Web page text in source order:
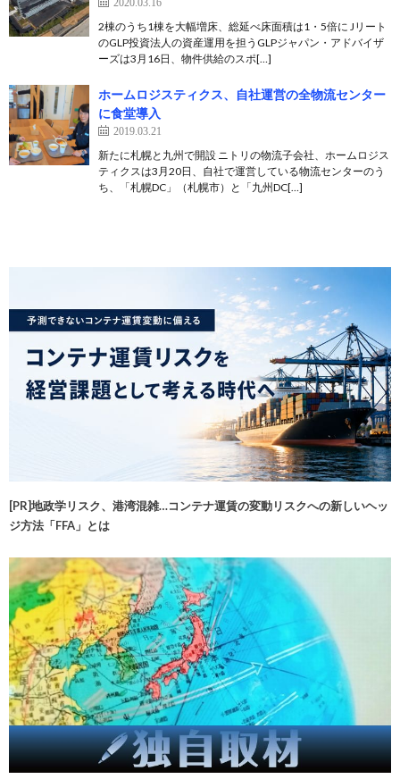
2棟のうち1棟を大幅増床、総延べ床面積は1・5倍に Jリート
のGLP投資法人の資産運用を担うGLPジャパン・アドバイザ
ーズは3月16日、物件供給のスポ[…]
ホームロジスティクス、自社運営の全物流センター
に食堂導入
2019.03.21
新たに札幌と九州で開設 ニトリの物流子会社、ホームロジス
ティクスは3月20日、自社で運営している物流センターのう
ち、「札幌DC」（札幌市）と「九州DC[…]
[PR]地政学リスク、港湾混雑…コンテナ運賃の変動リスクへの新しいヘッ
ジ方法「FFA」とは